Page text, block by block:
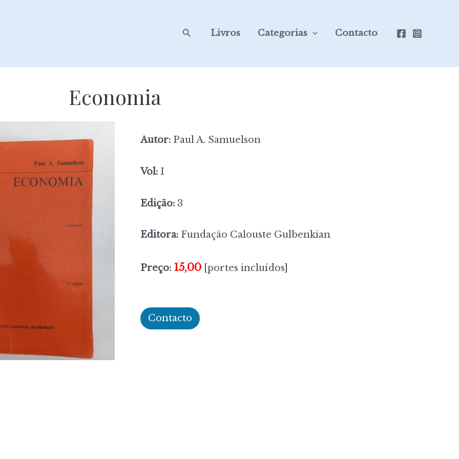
SearchLivros Categorias Contacto
Economia
Autor: Paul A. Samuelson
Vol: I
Edição: 3
Editora: Fundação Calouste Gulbenkian
Preço: 15,00 [portes incluídos]
Contacto